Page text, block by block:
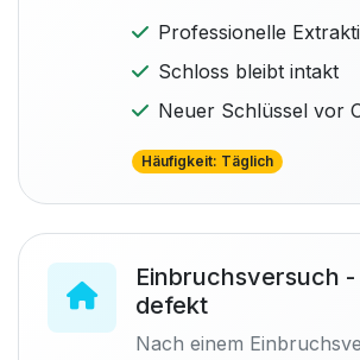
Professionelle
Schloss bleibt intakt
Neuer Schlüssel vor
Häufigkeit: Täglich
Einbruchsversuch
defekt
Nach einem